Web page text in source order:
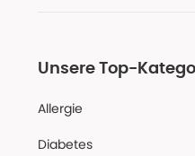
Unsere Top-
Allergie
Diabetes